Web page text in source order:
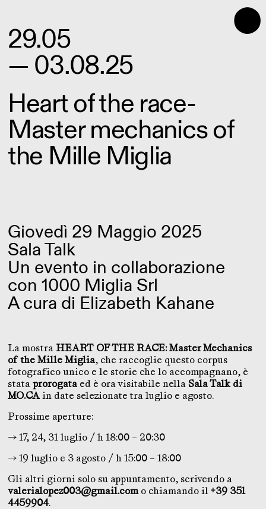
⬤
29.05
— 03.08.25
Heart of the race-
Master mechanics of
the Mille Miglia
Giovedì 29 Maggio 2025
Sala Talk
Un evento in collaborazione
con 1000 Miglia Srl
A cura di Elizabeth Kahane
La mostra HEART OF THE RACE: Master Mechanics
of the Mille Miglia, che raccoglie questo corpus
fotografico unico e le storie che lo accompagnano, è
stata prorogata ed è ora visitabile nella Sala Talk di
MO.CA in date selezionate tra luglio e agosto.
Prossime aperture:
→ 17, 24, 31 luglio / h 18:00 – 20:30
→ 19 luglio e 3 agosto / h 15:00 – 18:00
Gli altri giorni solo su appuntamento, scrivendo a
valerialopez003@gmail.como chiamando il +39 351
4459904.